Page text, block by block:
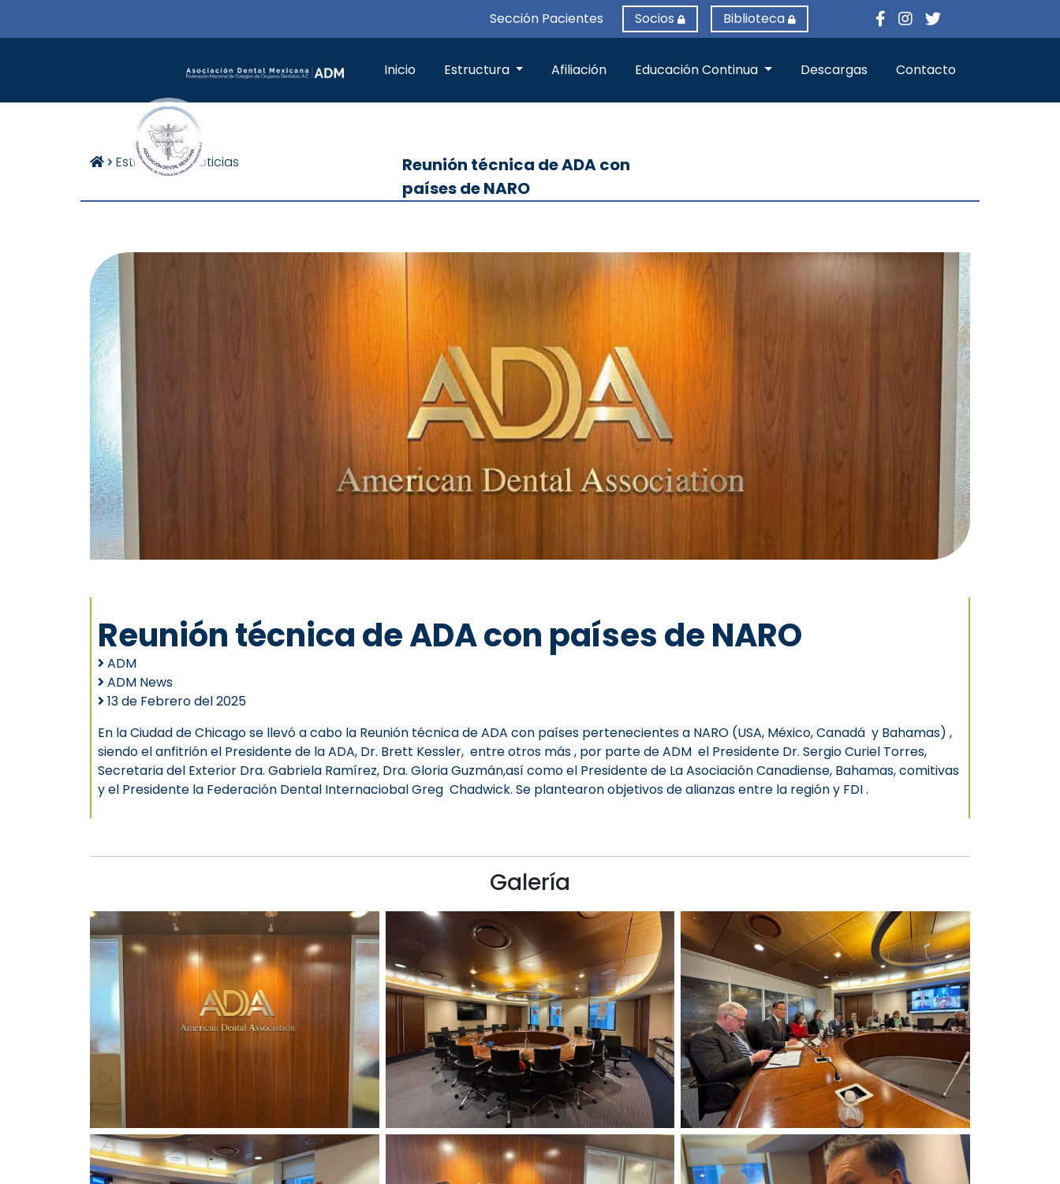
Sección Pacientes Socios Biblioteca
Inicio Estructura Afiliación Educación Continua Descargas Contacto
Estructura Noticias
Reunión técnica de ADA con
países de NARO
Reunión técnica de ADA con países de NARO
ADM
ADM News
13 de Febrero del 2025
En la Ciudad de Chicago se llevó a cabo la Reunión técnica de ADA con países pertenecientes a NARO (USA, México, Canadá y Bahamas) ,
siendo el anfitrión el Presidente de la ADA, Dr. Brett Kessler, entre otros más , por parte de ADM el Presidente Dr. Sergio Curiel Torres,
Secretaria del Exterior Dra. Gabriela Ramírez, Dra. Gloria Guzmán,así como el Presidente de La Asociación Canadiense, Bahamas, comitivas
y el Presidente la Federación Dental Internaciobal Greg Chadwick. Se plantearon objetivos de alianzas entre la región y FDI .
Galería